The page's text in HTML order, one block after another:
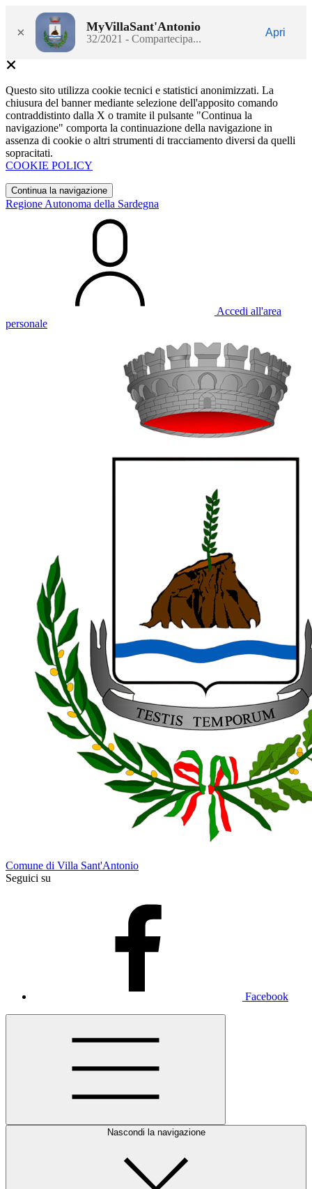
× MyVillaSant'Antonio
32/2021 - Compartecipa...
Apri
Questo sito utilizza cookie tecnici e statistici anonimizzati. La
chiusura del banner mediante selezione dell'apposito comando
contraddistinto dalla X o tramite il pulsante "Continua la
navigazione" comporta la continuazione della navigazione in
assenza di cookie o altri strumenti di tracciamento diversi da quelli
sopracitati.
COOKIE POLICY
Continua la navigazione
Regione Autonoma della Sardegna
Accedi all'area
personale
Comune di Villa Sant'Antonio
Seguici su
Facebook
Nascondi la navigazione